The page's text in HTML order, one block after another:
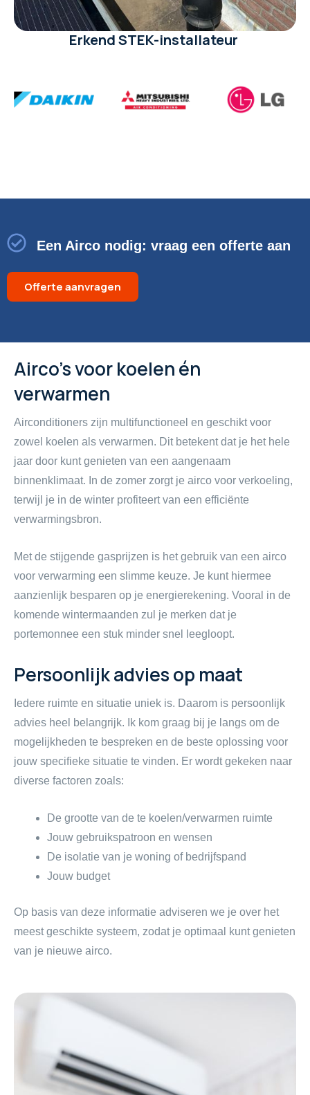
Erkend STEK-installateur
Een Airco nodig: vraag een offerte aan
Offerte aanvragen
Airco’s voor koelen én
verwarmen
Airconditioners zijn multifunctioneel en geschikt voor
zowel koelen als verwarmen. Dit betekent dat je het hele
jaar door kunt genieten van een aangenaam
binnenklimaat. In de zomer zorgt je airco voor verkoeling,
terwijl je in de winter profiteert van een efficiënte
verwarmingsbron.
Met de stijgende gasprijzen is het gebruik van een airco
voor verwarming een slimme keuze. Je kunt hiermee
aanzienlijk besparen op je energierekening. Vooral in de
komende wintermaanden zul je merken dat je
portemonnee een stuk minder snel leegloopt.
Persoonlijk advies op maat
Iedere ruimte en situatie uniek is. Daarom is persoonlijk
advies heel belangrijk. Ik kom graag bij je langs om de
mogelijkheden te bespreken en de beste oplossing voor
jouw specifieke situatie te vinden. Er wordt gekeken naar
diverse factoren zoals:
De grootte van de te koelen/verwarmen ruimte
Jouw gebruikspatroon en wensen
De isolatie van je woning of bedrijfspand
Jouw budget
Op basis van deze informatie adviseren we je over het
meest geschikte systeem, zodat je optimaal kunt genieten
van je nieuwe airco.